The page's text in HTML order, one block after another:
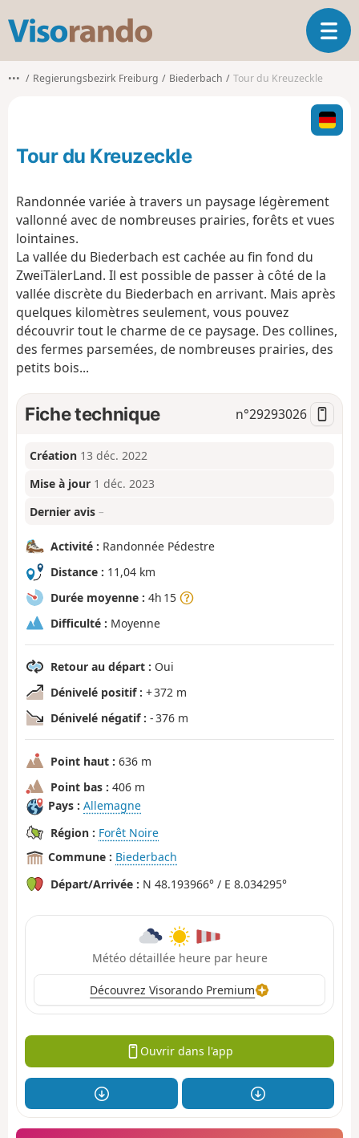
s
o
o
O
u
i
r
l
v
i
i
n
••• Regierungsbezirk Freiburg Biederbach Tour du Kreuzeckle
Tour du Kreuzeckle
Randonnée variée à travers un paysage légèrement
vallonné avec de nombreuses prairies, forêts et vues
lointaines.
La vallée du Biederbach est cachée au fin fond du
ZweiTälerLand. Il est possible de passer à côté de la
vallée discrète du Biederbach en arrivant. Mais après
quelques kilomètres seulement, vous pouvez
découvrir tout le charme de ce paysage. Des collines,
des fermes parsemées, de nombreuses prairies, des
petits bois...
Fiche technique n°29293026
Création 13 déc. 2022
Mise à jour 1 déc. 2023
Dernier avis –
Activité : Randonnée Pédestre
Distance : 11,04 km
Durée moyenne : 4h 15
Difficulté : Moyenne
Retour au départ : Oui
Dénivelé positif : + 372 m
Dénivelé négatif : - 376 m
Point haut : 636 m
Point bas : 406 m
Pays : Allemagne
Région : Forêt Noire
Commune : Biederbach
Départ/Arrivée : N 48.193966° / E 8.034295°
Météo détaillée heure par heure
Découvrez Visorando Premium
Ouvrir dans l'app